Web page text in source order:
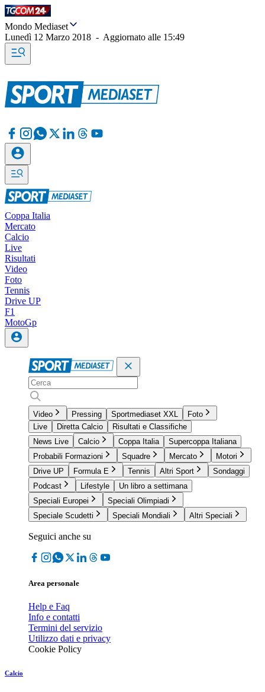
Mondo Mediaset
Lunedì 12 Marzo 2018 - Aggiornato alle 15:49
Coppa Italia
Mercato
Calcio
Live
Risultati
Video
Foto
Tennis
Drive UP
F1
MotoGp
Video Pressing Sportmediaset XXL
Foto
Live
Diretta Calcio
Risultati e Classifiche
News Live
Calcio Coppa Italia
Supercoppa Italiana
Probabili Formazioni
Squadre Mercato
Motori
Drive UP
Formula E Tennis Altri Sport
Sondaggi
Podcast
Lifestyle
Un libro a settimana
Speciali Europei
Speciali Olimpiadi
Speciale Scudetti
Speciali Mondiali Altri Speciali
Seguici anche su
Area personale
Help e Faq
Info e contatti
Termini del servizio
Utilizzo dati e privacy
Cookie Policy
Calcio